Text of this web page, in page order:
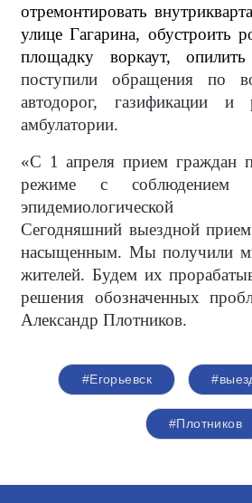
отремонтировать
улице Гагарина, обустроить
площадку воркаут,
поступили обращения по
автодорог, газификации и
амбулатории.
«С 1 апреля прием граждан
режиме с соблюдением
эпидемиологической
Сегодняшний выездной
насыщенным. Мы получили
жителей. Будем их
решения обозначенных
Александр Плотников.
#Егорьевск
#Плотников